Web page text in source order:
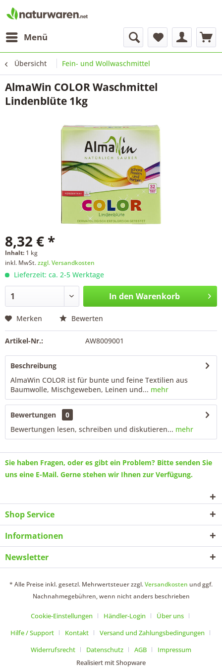
Menü
Übersicht Fein- und Wollwaschmittel
AlmaWin COLOR Waschmittel
Lindenblüte 1kg
8,32 € *
Inhalt: 1 kg
inkl. MwSt.zzgl. Versandkosten
Lieferzeit: ca. 2-5 Werktage
In den Warenkorb
Merken Bewerten
Artikel-Nr.: AW8009001
Beschreibung
AlmaWin COLOR ist für bunte und feine Textilien aus
Baumwolle, Mischgeweben, Leinen und... mehr
Bewertungen
0
Bewertungen lesen, schreiben und diskutieren... mehr
Sie haben Fragen, oder es gibt ein Problem? Bitte senden Sie
uns eine E-Mail. Gerne stehen wir Ihnen zur Verfügung.
Shop Service
Informationen
Newsletter
* Alle Preise inkl. gesetzl. Mehrwertsteuer zzgl.Versandkosten und ggf.
Nachnahmegebühren, wenn nicht anders beschrieben
Cookie-Einstellungen Händler-Login
Über uns
Hilfe / Support
Kontakt
Versand und Zahlungsbedingungen
Widerrufsrecht
Datenschutz AGB
Impressum
Realisiert mit Shopware